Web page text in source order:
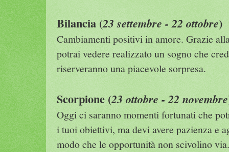
Bilancia (23 settembre - 22 ottobre)
Cambiamenti positivi in amore. Grazie
potrai vedere realizzato un sogno che
riserveranno una piacevole sorpresa.
Scorpione (23 ottobre - 22 novembre
Oggi ci saranno momenti fortunati che
i tuoi obiettivi, ma devi avere pazienza e
modo che le opportunità non scivolino via.